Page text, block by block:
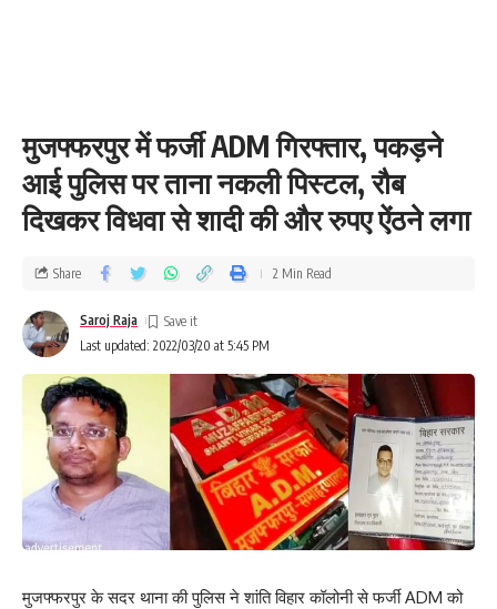
मुजफ्फरपुर में फर्जी ADM गिरफ्तार, पकड़ने
आई पुलिस पर ताना नकली पिस्टल, रौब
दिखकर विधवा से शादी की और रुपए ऐंठने लगा
Last updated: 2022/03/20 at 5:45 PM
Saroj Raja
Share 2 Min Read
मुजफ्फरपुर के सदर थाना की पुलिस ने शांति विहार कॉलोनी से फर्जी ADM को